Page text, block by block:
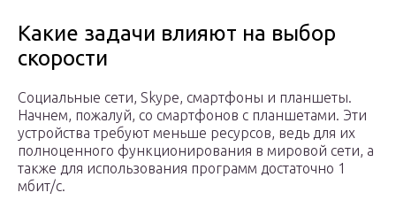
Какие задачи влияют на выбор
скорости
Социальные сети, Skype, смартфоны и планшеты.
Начнем, пожалуй, со смартфонов с планшетами. Эти
устройства требуют меньше ресурсов, ведь для их
полноценного функционирования в мировой сети, а
также для использования программ достаточно 1
мбит/с.